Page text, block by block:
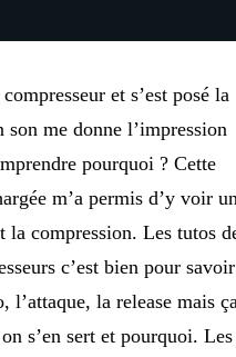
et s’est posé la
me donne l’impression
pourquoi ? Cette
m’a permis d’y voir un
la compression. Les tutos
c’est bien pour savoir
l’attaque, la release mais ça
s’en sert et pourquoi. Les